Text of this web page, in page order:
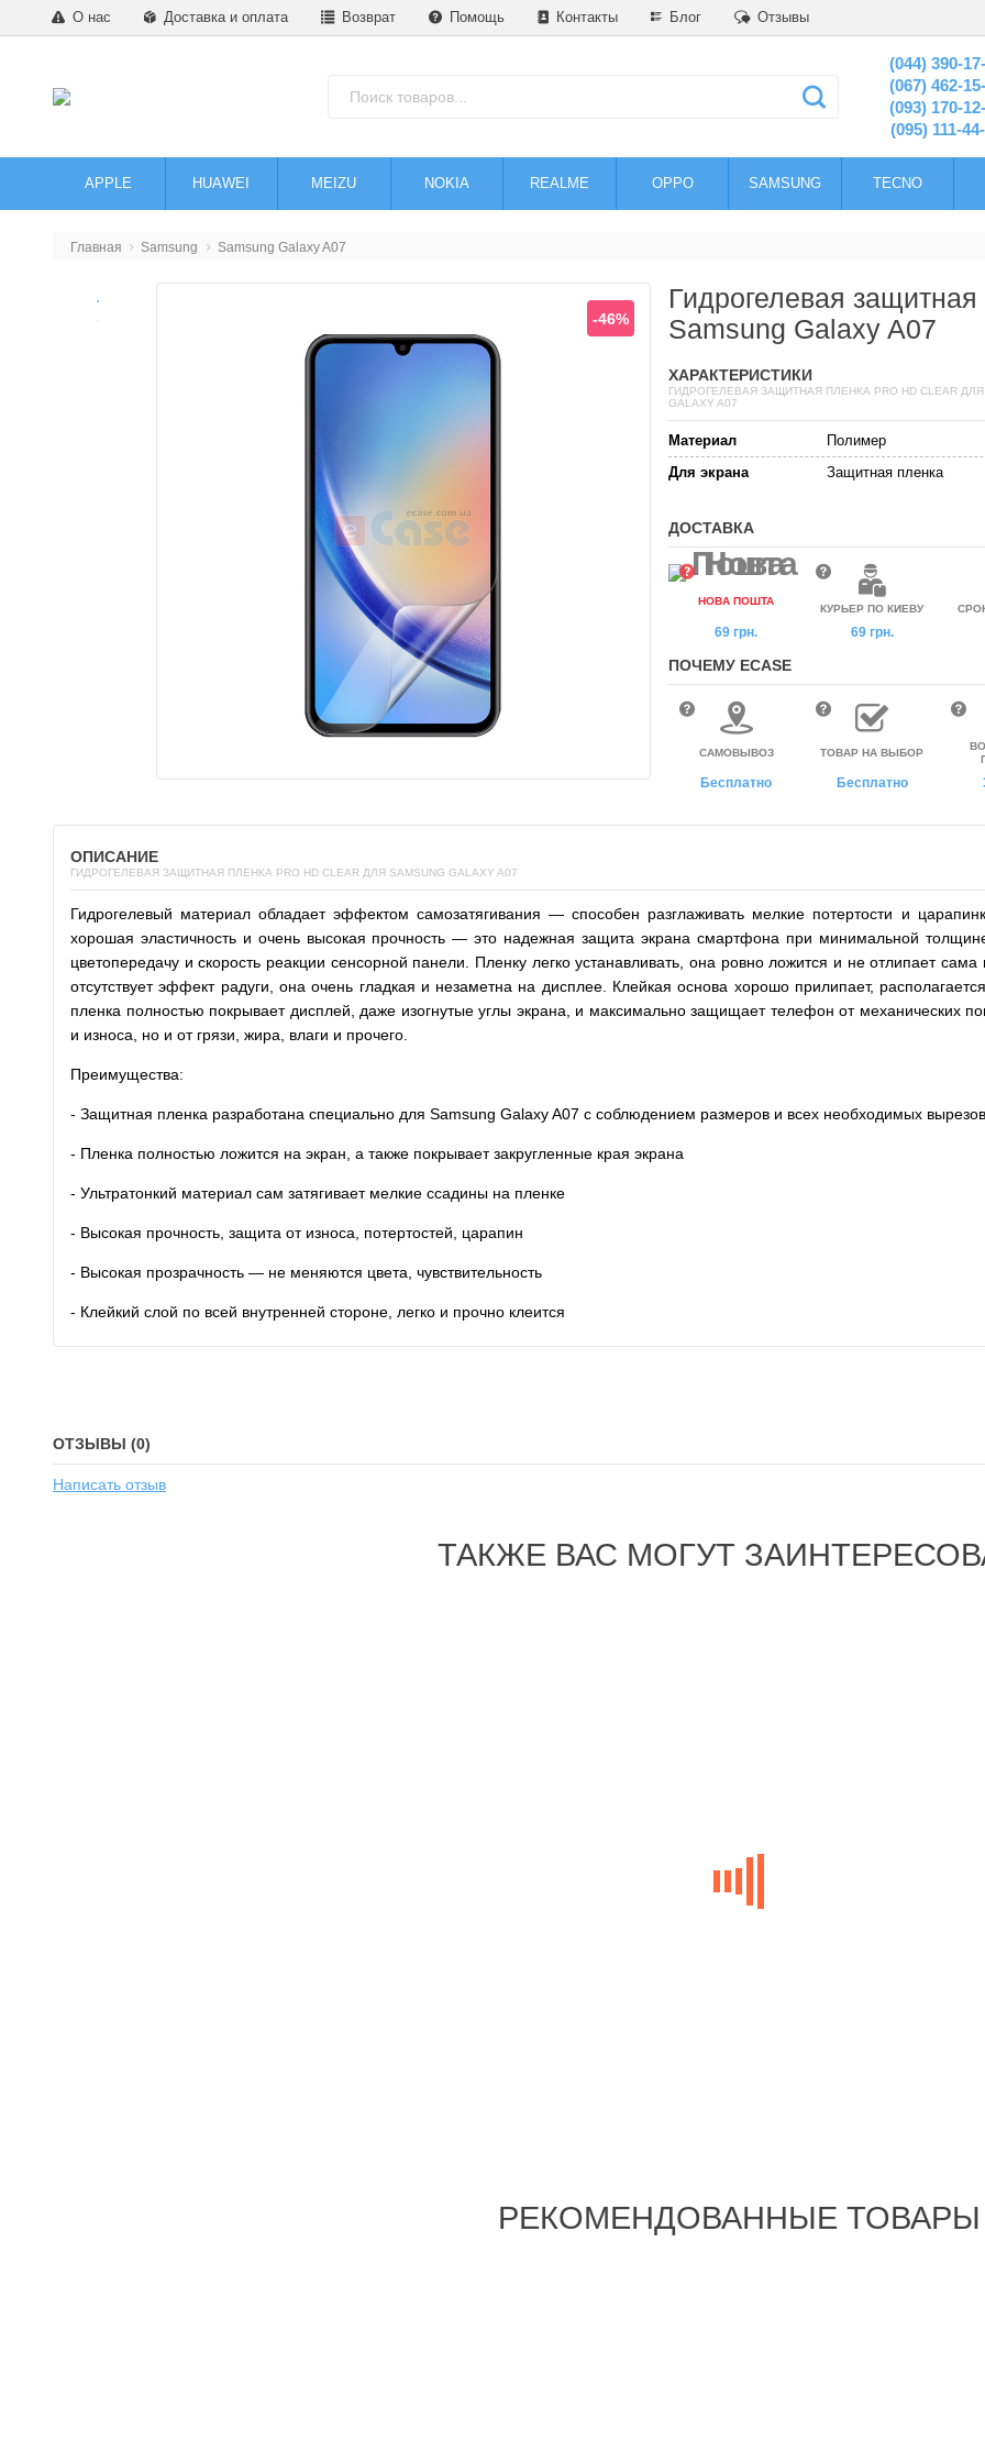
О нас Доставка и оплата Возврат Помощь Контакты Блог Отзывы
(044) 390-
(067) 462-
(093) 170-
(095) 111-
APPLE HUAWEI MEIZU NOKIA REALME OPPO SAMSUNG TECNO
Главная Samsung Samsung Galaxy A07
-46%
Гидрогелевая
Samsung Galaxy A07
ХАРАКТЕРИСТИКИ
ГИДРОГЕЛЕВАЯ ЗАЩИТНАЯ ПЛЕНКА PRO HD CLEAR ДЛЯ
GALAXY A07
Материал
Полимер
Для экрана
Защитная пленка
ДОСТАВКА
НОВА ПОШТА
69 грн.
КУРЬЕР ПО КИЕВУ
69 грн.
ПОЧЕМУ ECASE
САМОВЫВОЗ
Бесплатно
ТОВАР НА ВЫБОР
Бесплатно
ОПИСАНИЕ
ГИДРОГЕЛЕВАЯ ЗАЩИТНАЯ ПЛЕНКА PRO HD CLEAR ДЛЯ SAMSUNG GALAXY A07
Гидрогелевый материал обладает эффектом самозатягивания — способен разглаживать мелкие потертости и
хорошая эластичность и очень высокая прочность — это надежная защита экрана смартфона при минимальной
цветопередачу и скорость реакции сенсорной панели. Пленку легко устанавливать, она ровно ложится и не отлипает
отсутствует эффект радуги, она очень гладкая и незаметна на дисплее. Клейкая основа хорошо прилипает,
пленка полностью покрывает дисплей, даже изогнутые углы экрана, и максимально защищает телефон от механических
и износа, но и от грязи, жира, влаги и прочего.
Преимущества:
- Защитная пленка разработана специально для Samsung Galaxy A07 с соблюдением размеров и всех необходимых вырезов
- Пленка полностью ложится на экран, а также покрывает закругленные края экрана
- Ультратонкий материал сам затягивает мелкие ссадины на пленке
- Высокая прочность, защита от износа, потертостей, царапин
- Высокая прозрачность — не меняются цвета, чувствительность
- Клейкий слой по всей внутренней стороне, легко и прочно клеится
ОТЗЫВЫ (0)
Написать отзыв
ТАКЖЕ ВАС МОГУТ
РЕКОМЕНДОВАННЫЕ ТОВАРЫ